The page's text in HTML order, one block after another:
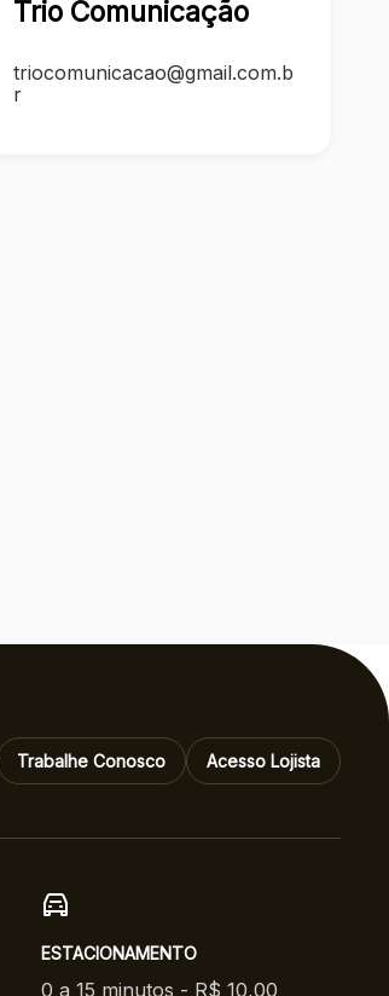
Trio Comunicação
triocomunicacao@gmail.com.b
r
Trabalhe Conosco Acesso Lojista
ESTACIONAMENTO
0 a 15 minutos - R$ 10,00